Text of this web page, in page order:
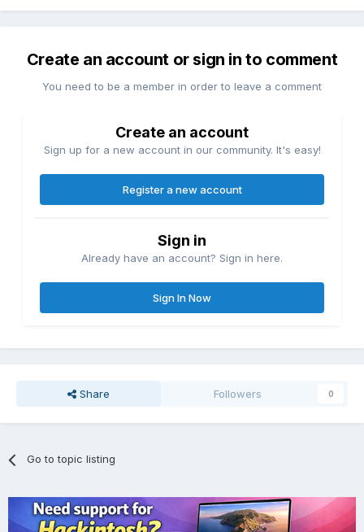
Create an account or sign in to comment
You need to be a member in order to leave a comment
Create an account
Sign up for a new account in our community. It's easy!
Register a new account
Sign in
Already have an account? Sign in here.
Sign In Now
Share Followers 0
Go to topic listing